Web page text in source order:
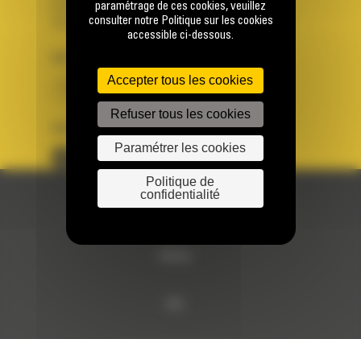
Créer un compte
Votre avez besoin d'assistance avec votre compte ?
BM FRANCE
SUIVEZ-NOUS
© 2024 Bergerat-Monnoyeur
paramétrage de ces cookies, veuillez
consulter notre Politique sur les cookies
accessible ci-dessous.
Accepter tous les cookies
Refuser tous les cookies
Paramétrer les cookies
Politique de
confidentialité